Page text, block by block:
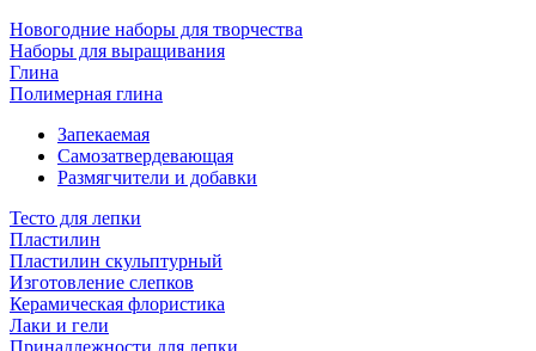
Новогодние наборы для творчества
Наборы для выращивания
Глина
Полимерная глина
Запекаемая
Самозатвердевающая
Размягчители и добавки
Тесто для лепки
Пластилин
Пластилин скульптурный
Изготовление слепков
Керамическая флористика
Лаки и гели
Принадлежности для лепки